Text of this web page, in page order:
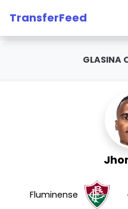
TransferFeed
GLASINA
Fluminense